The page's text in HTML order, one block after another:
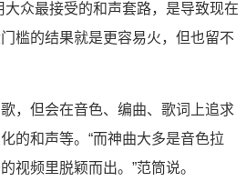
众最接受的和声套路，是导致现在
槛的结果就是更容易火，但也留不
，但会在音色、编曲、歌词上追求
的和声等。“而神曲大多是音色拉
视频里脱颖而出。”范筒说。